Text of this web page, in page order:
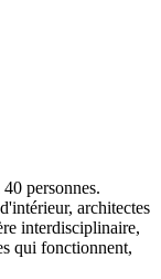
personnes.
architectes
interdisciplinaire,
qui fonctionnent,